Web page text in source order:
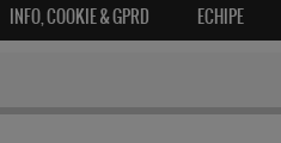
INFO, COOKIE & GPRD ECHIPE